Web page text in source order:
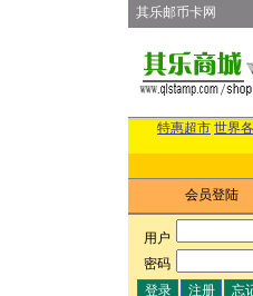
其乐邮币卡网
特惠超市 世界
会员登陆
用户:
密码: